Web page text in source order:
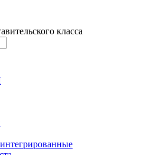
класса